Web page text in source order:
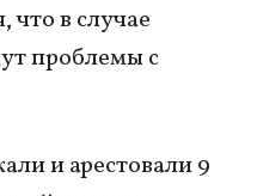
что в случае
проблемы с
и арестовали 9